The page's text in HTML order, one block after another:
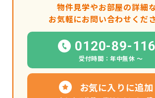
物件見学やお部屋の詳細
お気軽にお問い合わせくだ
0120-89-
受付時間：年中無休 〜
お気に入りに追加